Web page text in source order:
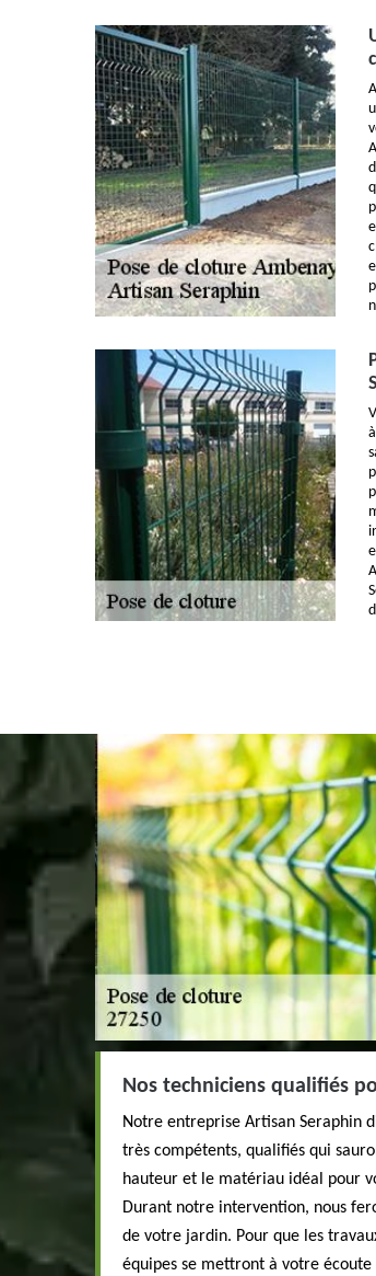
Nos techniciens qualifiés
Notre entreprise Artisan Seraphin
très compétents, qualifiés qui
hauteur et le matériau idéal pour
Durant notre intervention, nous
de votre jardin. Pour que les
équipes se mettront à votre